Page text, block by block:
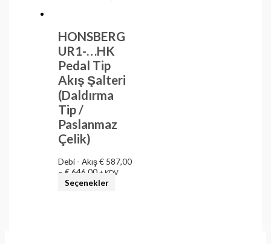
HONSBERG
UR1-…HK
Pedal Tip
Akış Şalteri
(Daldırma
Tip /
Paslanmaz
Çelik)
Debi - Akış€ 587,00
–€646,00 + KDV
Seçenekler